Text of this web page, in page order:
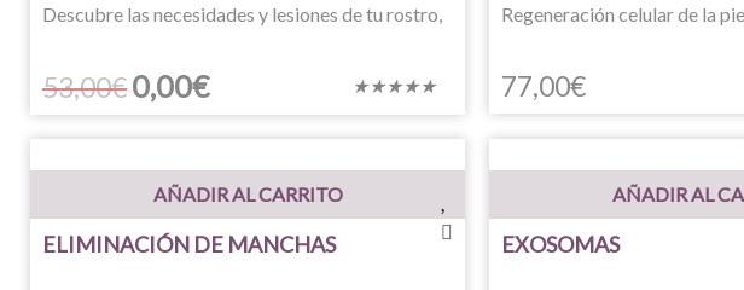
Descubre las necesidades y lesiones de tu rostro,
53,00€ El
precio
original
era:
53,00€.
0,00€El
precio
actual
es:
0,00€.
★★★★★Valorado
con
5
de
5
Regeneración celular de la
77,00€
AÑADIR AL CARRITO
ELIMINACIÓN DE MANCHAS
AÑADIR AL
EXOSOMAS